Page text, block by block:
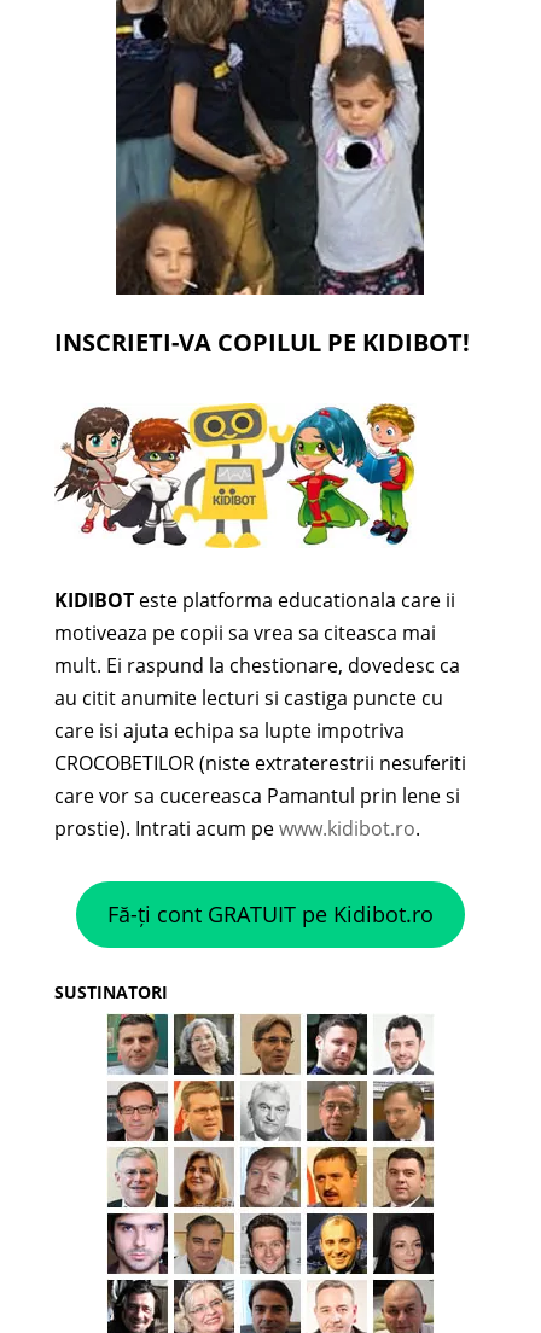
INSCRIETI-VA COPILUL PE KIDIBOT!
KIDIBOTeste platforma educationala care ii
motiveaza pe copii sa vrea sa citeasca mai
mult. Ei raspund la chestionare, dovedesc ca
au citit anumite lecturi si castiga puncte cu
care isi ajuta echipa sa lupte impotriva
CROCOBETILOR (niste extraterestrii nesuferiti
care vor sa cucereasca Pamantul prin lene si
prostie). Intrati acum pewww.kidibot.ro.
Fă-ți cont GRATUIT pe Kidibot.ro
SUSTINATORI